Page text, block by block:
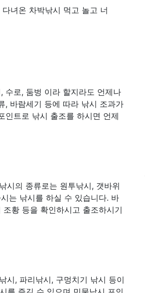
녀온 차박낚시 먹고 놀고 너
수로, 둠벙 이라 할지라도 언제나
, 바람세기 등에 따라 낚시 조과가
인트로 낚시 출조를 하시면 언제
시의 종류로는 원투낚시, 갯바위
는 낚시를 하실 수 있습니다. 바
황 등을 확인하시고 출조하시기
시, 파리낚시, 구멍치기 낚시 등이